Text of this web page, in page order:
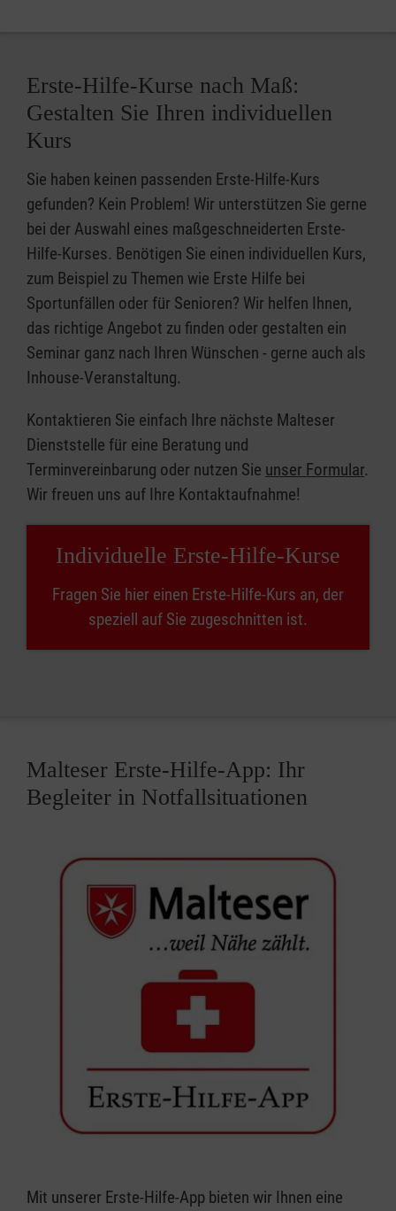
Erste-Hilfe-Kurse nach Maß:
Gestalten Sie Ihren individuellen
Kurs
Sie haben keinen passenden Erste-Hilfe-Kurs
gefunden? Kein Problem! Wir unterstützen Sie gerne
bei der Auswahl eines maßgeschneiderten Erste-
Hilfe-Kurses. Benötigen Sie einen individuellen Kurs,
zum Beispiel zu Themen wie Erste Hilfe bei
Sportunfällen oder für Senioren? Wir helfen Ihnen,
das richtige Angebot zu finden oder gestalten ein
Seminar ganz nach Ihren Wünschen - gerne auch als
Inhouse-Veranstaltung.
Kontaktieren Sie einfach Ihre nächste Malteser
Dienststelle für eine Beratung und
Terminvereinbarung oder nutzen Sie unser Formular.
Wir freuen uns auf Ihre Kontaktaufnahme!
Individuelle Erste-Hilfe-Kurse
Fragen Sie hier einen Erste-Hilfe-Kurs an, der
speziell auf Sie zugeschnitten ist.
Malteser Erste-Hilfe-App: Ihr
Begleiter in Notfallsituationen
Mit unserer Erste-Hilfe-App bieten wir Ihnen eine